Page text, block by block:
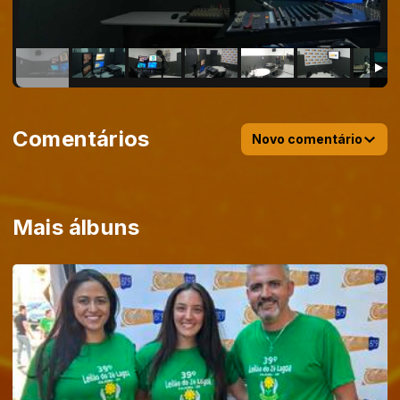
Mais álbuns
Comentários Novo comentário